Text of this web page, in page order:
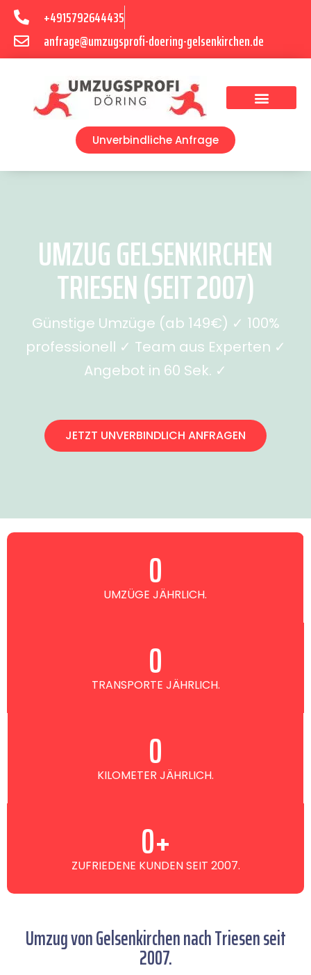
+4915792644435
anfrage@umzugsprofi-doering-gelsenkirchen.de
Unverbindliche Anfrage
UMZUG GELSENKIRCHEN
TRIESEN (SEIT 2007)
Günstige Umzüge (ab 149€) ✓ 100%
professionell ✓ Team aus Experten ✓
Angebot in 60 Sek. ✓
JETZT UNVERBINDLICH ANFRAGEN
UMZÜGE JÄHRLICH.
0
TRANSPORTE JÄHRLICH.
0
KILOMETER JÄHRLICH.
0
ZUFRIEDENE KUNDEN SEIT 2007.
0+
Umzug von Gelsenkirchen nach Triesen seit
2007.